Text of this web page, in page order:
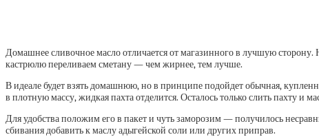
Домашнее сливочное масло отличается от магазинного в лучшую
кастрюлю переливаем сметану — чем жирнее, тем лучше.
В идеале будет взять домашнюю, но в принципе подойдет обычная,
в плотную массу, жидкая пахта отделится. Осталось только слить пахту и
Для удобства положим его в пакет и чуть заморозим — получилось
сбивания добавить к маслу адыгейской соли или других приправ.